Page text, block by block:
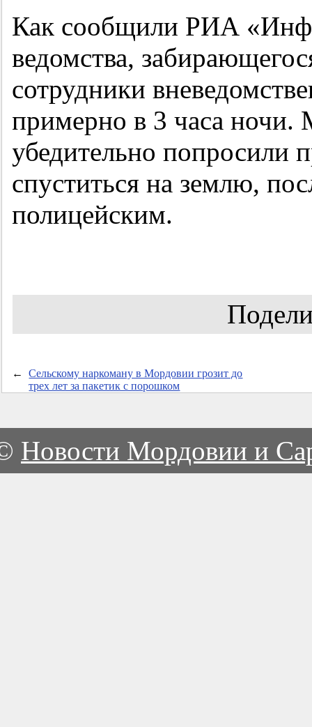
Как сообщили РИА
ведомства,
сотрудники
примерно в 3 часа
убедительно попросили
спуститься на землю,
полицейским.
←
Сельскому наркоману в Мордовии грозит до
трех лет за пакетик с порошком
Новости Мордовии и